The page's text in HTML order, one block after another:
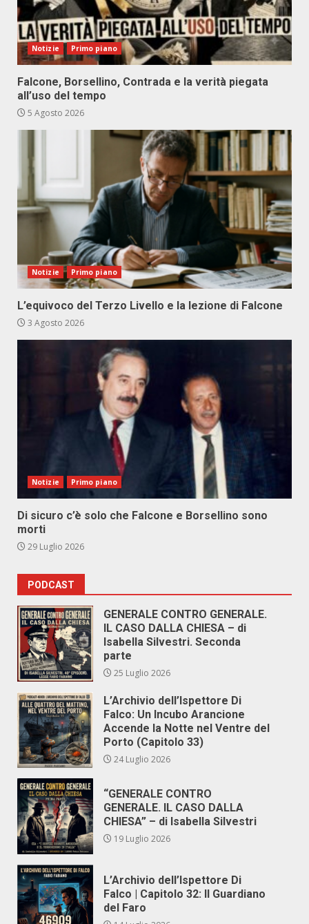
Notizie Primo piano
Falcone, Borsellino, Contrada e la verità piegata
all’uso del tempo
5 Agosto 2026
Notizie Primo piano
L’equivoco del Terzo Livello e la lezione di Falcone
3 Agosto 2026
Notizie Primo piano
Di sicuro c’è solo che Falcone e Borsellino sono
morti
29 Luglio 2026
PODCAST
GENERALE CONTRO GENERALE.
IL CASO DALLA CHIESA – di
Isabella Silvestri. Seconda
parte
25 Luglio 2026
L’Archivio dell’Ispettore Di
Falco: Un Incubo Arancione
Accende la Notte nel Ventre del
Porto (Capitolo 33)
24 Luglio 2026
“GENERALE CONTRO
GENERALE. IL CASO DALLA
CHIESA” – di Isabella Silvestri
19 Luglio 2026
L’Archivio dell’Ispettore Di
Falco | Capitolo 32: Il Guardiano
del Faro